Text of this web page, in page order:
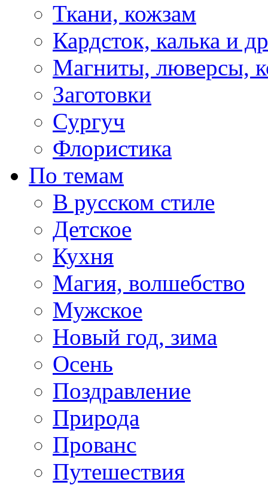
Ткани, кожзам
Кардсток, калька и
Магниты, люверсы,
Заготовки
Сургуч
Флористика
По темам
В русском стиле
Детское
Кухня
Магия, волшебство
Мужское
Новый год, зима
Осень
Поздравление
Природа
Прованс
Путешествия